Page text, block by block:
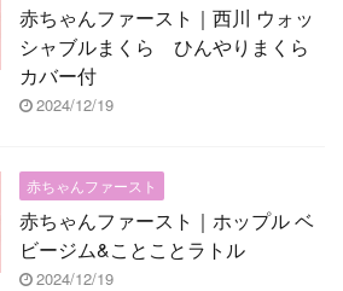
赤ちゃんファースト｜西川 ウォッ
シャブルまくら ひんやりまくら
カバー付
2024/12/19
赤ちゃんファースト
赤ちゃんファースト｜ホップル ベ
ビージム&ことことラトル
2024/12/19